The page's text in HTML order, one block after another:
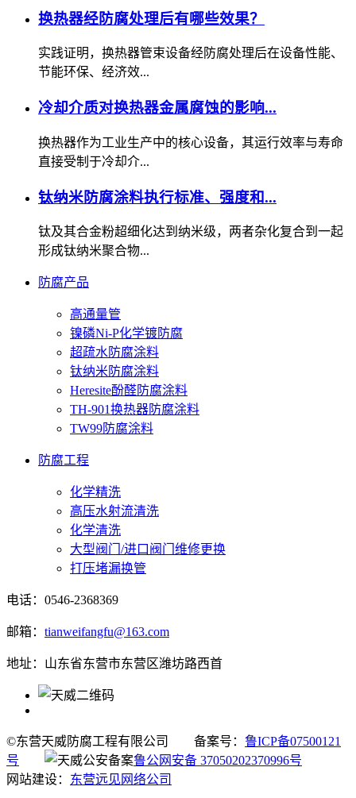
换热器经防腐处理后有哪些效果？
实践证明，换热器管束设备经防腐处理后在设备性能、
节能环保、经济效...
冷却介质对换热器金属腐蚀的影响...
换热器作为工业生产中的核心设备，其运行效率与寿命
直接受制于冷却介...
钛纳米防腐涂料执行标准、强度和...
钛及其合金粉超细化达到纳米级，两者杂化复合到一起
形成钛纳米聚合物...
防腐产品
高通量管
镍磷Ni-P化学镀防腐
超疏水防腐涂料
钛纳米防腐涂料
Heresite酚醛防腐涂料
TH-901换热器防腐涂料
TW99防腐涂料
防腐工程
化学精洗
高压水射流清洗
化学清洗
大型阀门/进口阀门维修更换
打压堵漏换管
电话：0546-2368369
邮箱： tianweifangfu@163.com
地址：山东省东营市东营区潍坊路西首
©东营天威防腐工程有限公司 备案号： 鲁ICP备07500121
号
鲁公网安备 37050202370996号
网站建设： 东营远见网络公司